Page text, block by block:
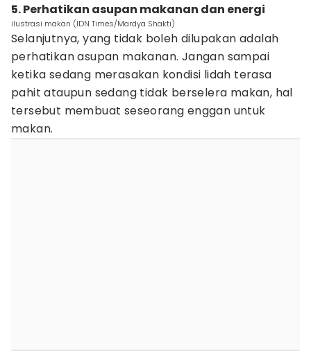
5. Perhatikan asupan makanan dan energi
ilustrasi makan (IDN Times/Mardya Shakti)
Selanjutnya, yang tidak boleh dilupakan adalah
perhatikan asupan makanan. Jangan sampai
ketika sedang merasakan kondisi lidah terasa
pahit ataupun sedang tidak berselera makan, hal
tersebut membuat seseorang enggan untuk
makan.